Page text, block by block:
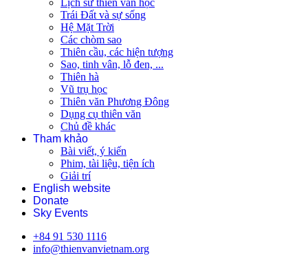
Lịch sử thiên văn học
Trái Đất và sự sống
Hệ Mặt Trời
Các chòm sao
Thiên cầu, các hiện tượng
Sao, tinh vân, lỗ đen, ...
Thiên hà
Vũ trụ học
Thiên văn Phương Đông
Dụng cụ thiên văn
Chủ đề khác
Tham khảo
Bài viết, ý kiến
Phim, tài liệu, tiện ích
Giải trí
English website
Donate
Sky Events
+84 91 530 1116
info@thienvanvietnam.org